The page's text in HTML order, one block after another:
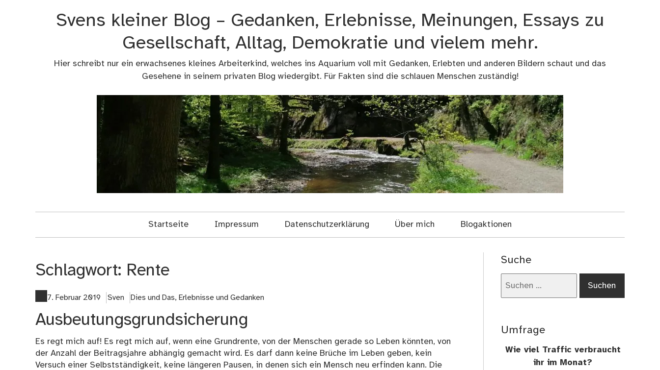
Svens kleiner Blog – Gedanken, Erlebnisse, Meinungen, Essays zu
Gesellschaft, Alltag, Demokratie und vielem mehr.
Hier schreibt nur ein erwachsenes kleines Arbeiterkind, welches ins Aquarium voll mit Gedanken, Erlebten und anderen Bildern schaut und das
Gesehene in seinem privaten Blog wiedergibt. Für Fakten sind die schlauen Menschen zuständig!
Startseite Impressum Datenschutzerklärung Über mich Blogaktionen
Schlagwort: Rente
7. Februar 2019 Sven Dies und Das, Erlebnisse und Gedanken
Ausbeutungsgrundsicherung
Es regt mich auf! Es regt mich auf, wenn eine Grundrente, von der Menschen gerade so Leben könnten, von
der Anzahl der Beitragsjahre abhängig gemacht wird. Es darf dann keine Brüche im Leben geben, kein
Versuch einer Selbstständigkeit, keine längeren Pausen, in denen sich ein Mensch neu erfinden kann. Die
Suche
Umfrage
Wie viel Traffic verbraucht
ihr im Monat?